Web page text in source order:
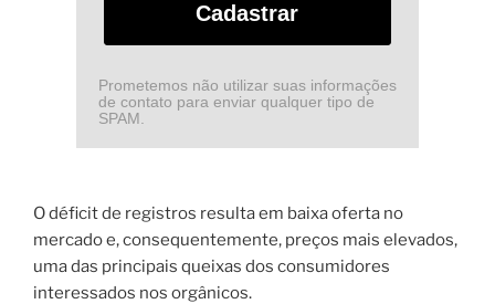
Cadastrar
Prometemos não utilizar suas informações
de contato para enviar qualquer tipo de
SPAM.
O déficit de registros resulta em baixa oferta no
mercado e, consequentemente, preços mais elevados,
uma das principais queixas dos consumidores
interessados nos orgânicos.